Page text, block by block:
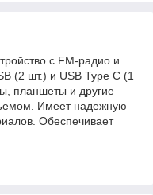
с FM-радио и
(2 шт.) и USB Type C (1
планшеты и другие
Имеет надежную
Обеспечивает